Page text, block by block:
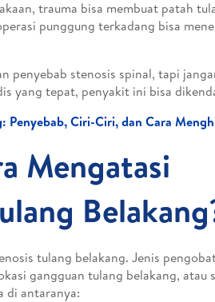
trauma bisa membuat patah
punggung terkadang bisa
penyebab stenosis spinal, tapi
yang tepat, penyakit ini bisa
Penyebab, Ciri-Ciri, dan Cara
Mengatasi
tulang belakang. Jenis
gangguan tulang belakang, atau
di antaranya: